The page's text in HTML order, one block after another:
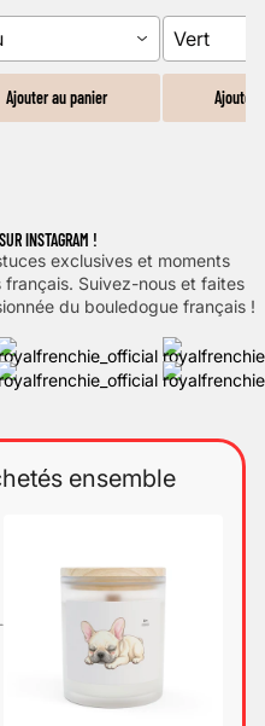
Ajouter au panier
Vert
Ajouter
INSTAGRAM !
exclusives et moments
Suivez-nous et faites
du bouledogue français !
ensemble